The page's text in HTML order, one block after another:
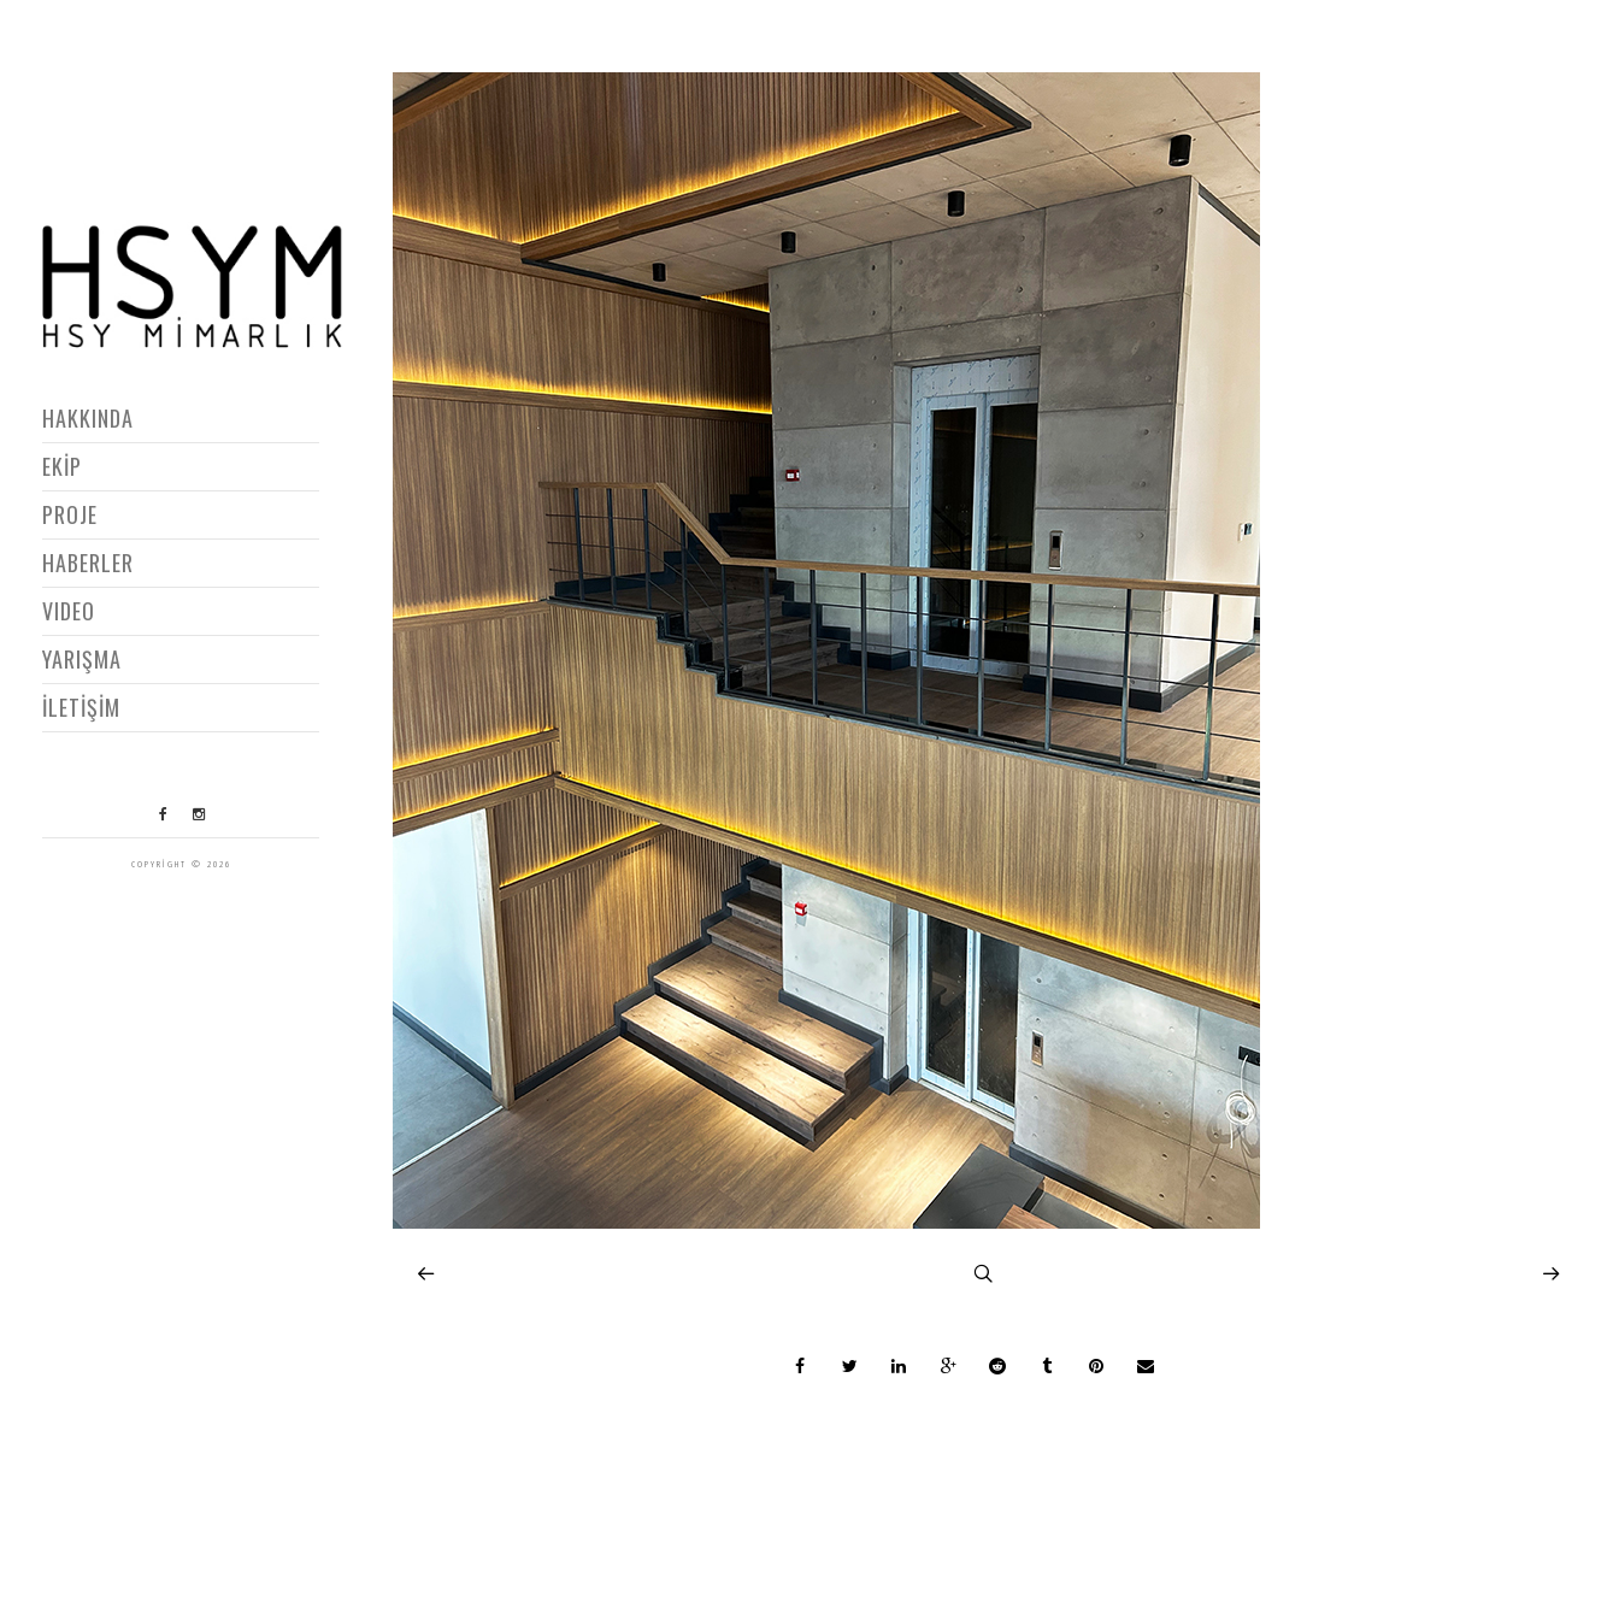
HAKKINDA
EKİP
PROJE
HABERLER
VIDEO
YARIŞMA
İLETİŞİM
COPYRIGHT © 2026